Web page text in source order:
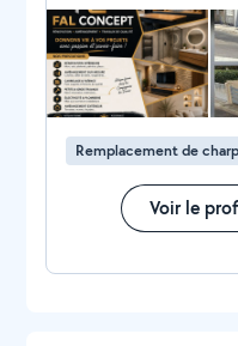
terrassement et camion
piscine,ossature
Réalisation de
Réalisation des
torchis colombage,
isolation naturelle.... * l'art de bâtir . - Assurance
responsabilité civile.
tél: O6 99 69 77 OO. - Google: http://
Remplacement de
Voir le